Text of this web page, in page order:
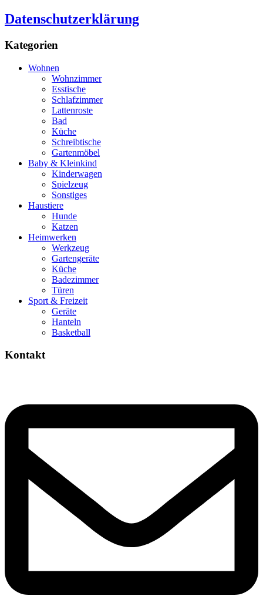
Datenschutzerklärung
Kategorien
Wohnen
Wohnzimmer
Esstische
Schlafzimmer
Lattenroste
Bad
Küche
Schreibtische
Gartenmöbel
Baby & Kleinkind
Kinderwagen
Spielzeug
Sonstiges
Haustiere
Hunde
Katzen
Heimwerken
Werkzeug
Gartengeräte
Küche
Badezimmer
Türen
Sport & Freizeit
Geräte
Hanteln
Basketball
Kontakt